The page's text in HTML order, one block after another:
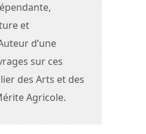
et
d’une
sur ces
des Arts et des
Agricole.